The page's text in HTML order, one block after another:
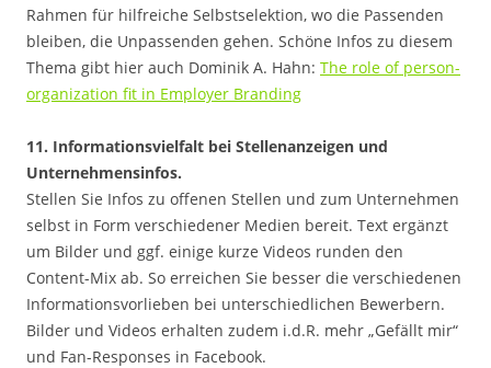
Rahmen für hilfreiche Selbstselektion, wo die Passenden
bleiben, die Unpassenden gehen. Schöne Infos zu diesem
Thema gibt hier auch Dominik A. Hahn: The role of person-
organization fit in Employer Branding
11. Informationsvielfalt bei Stellenanzeigen und
Unternehmensinfos.
Stellen Sie Infos zu offenen Stellen und zum Unternehmen
selbst in Form verschiedener Medien bereit. Text ergänzt
um Bilder und ggf. einige kurze Videos runden den
Content-Mix ab. So erreichen Sie besser die verschiedenen
Informationsvorlieben bei unterschiedlichen Bewerbern.
Bilder und Videos erhalten zudem i.d.R. mehr „Gefällt mir“
und Fan-Responses in Facebook.